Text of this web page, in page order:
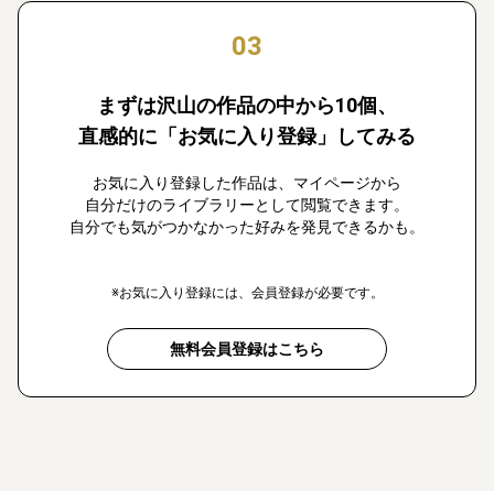
03
まずは沢山の作品の中から10個、
直感的に「お気に入り登録」してみる
お気に入り登録した作品は、マイページから
自分だけのライブラリーとして閲覧できます。
自分でも気がつかなかった好みを発見できるかも。
※お気に入り登録には、会員登録が必要です。
無料会員登録はこちら